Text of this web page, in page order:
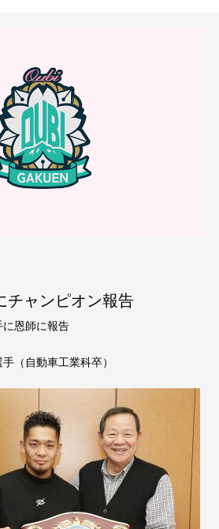
チャンピオン報告
恩師に報告
（自動車工業科卒）